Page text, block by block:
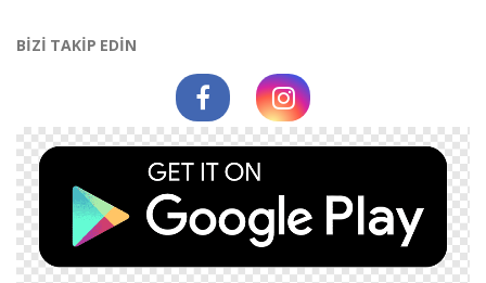
BİZİ TAKİP EDİN